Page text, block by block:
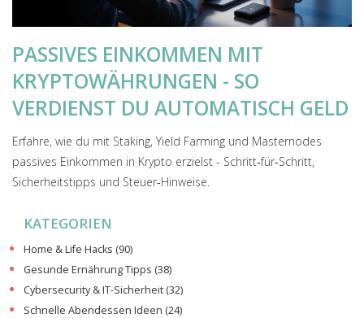
PASSIVES EINKOMMEN MIT
KRYPTOWÄHRUNGEN - SO
VERDIENST DU AUTOMATISCH GELD
Erfahre, wie du mit Staking, Yield Farming und Masternodes
passives Einkommen in Krypto erzielst - Schritt‑für‑Schritt,
Sicherheitstipps und Steuer‑Hinweise.
KATEGORIEN
Home & Life Hacks (90)
Gesunde Ernährung Tipps (38)
Cybersecurity & IT-Sicherheit (32)
Schnelle Abendessen Ideen (24)